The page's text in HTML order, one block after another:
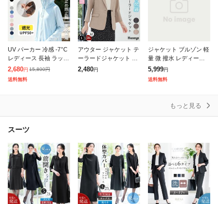
UV パーカー 冷感 -7°C
レディース 長袖 ラッシ
ュガード UVカット ア
ウター メッシュ 素材
通気口 指穴 つば 取
2,680円 15,800円
送料無料
アウター ジャケット テ
ーラードジャケット 接
触冷感 セットアップ ハ
2,480円
ジャケット ブルゾン 軽
量 微 撥水 レディース
アウター ロング コート
ドルマン チュニック お
尻が隠れる 羽織 ボリュ
5,999円
送料無料
もっと見る
スーツ